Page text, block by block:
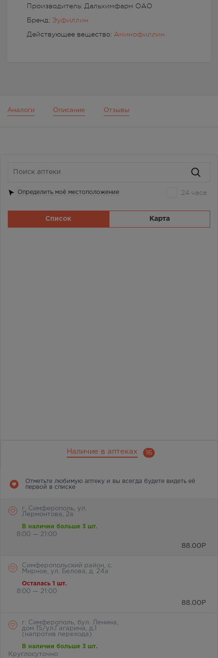
Производитель: Дальхимфарм ОАО
Бренд: Эуфиллин
Действующее вещество: Аминофиллин
Аналоги Описание Отзывы
Наличие в аптеках 16
Отметьте любимую аптеку и вы всегда будете видеть её
первой в списке
г. Симферополь, ул.
Лермонтова, 2а
В наличии больше 3 шт.
8:00 — 21:00
88.00 Р
Симферопольский район, с.
Мирное, ул. Белова, д. 24а
Осталась 1 шт.
8:00 — 21:00
88.00 Р
г. Симферополь, бул. Ленина,
дом 15/ул.Гагарина, д.1
(напротив перехода)
В наличии больше 3 шт.
Круглосуточно
Определить моё местоположение 24 часа
Список Карта